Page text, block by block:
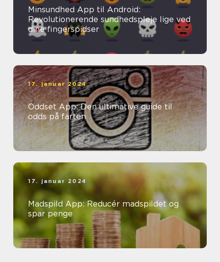
Minsundhed App til Android:
Revolutionerende sundhedspleje lige ved
dine fingerspidser
17. januar 2024
Oddset App: Den ultimative guide til
odds på farten
17. januar 2024
Madspild App: Reducér madspildet og
spar penge